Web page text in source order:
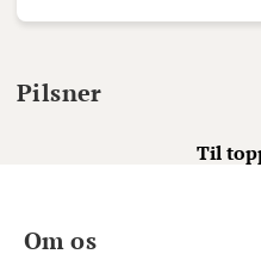
Til
Pilsner
Om os